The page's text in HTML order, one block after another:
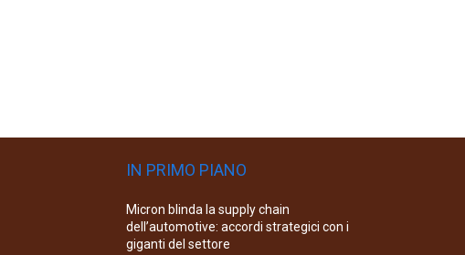
IN PRIMO PIANO
Micron blinda la supply chain
dell’automotive: accordi strategici con i
giganti del settore